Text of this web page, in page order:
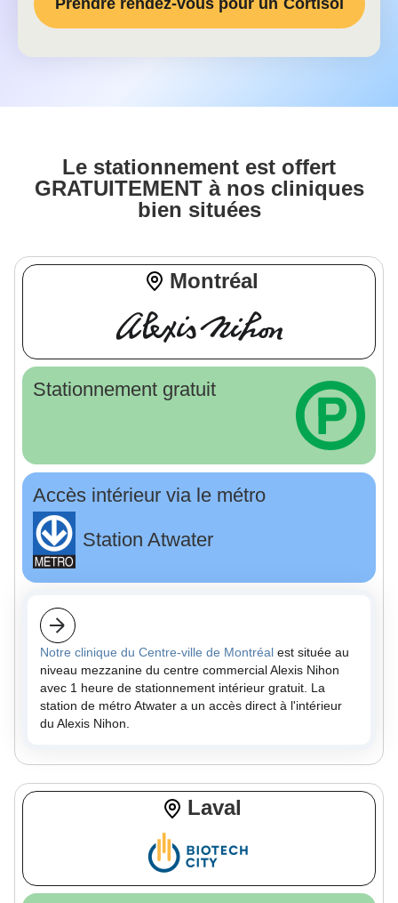
Le stationnement est offert
GRATUITEMENT à nos cliniques
bien situées
Montréal
Stationnement gratuit
Accès intérieur via le métro
Station Atwater
Notre clinique du Centre-ville de Montréal est située au
niveau mezzanine du centre commercial Alexis Nihon
avec 1 heure de stationnement intérieur gratuit. La
station de métro Atwater a un accès direct à l'intérieur
du Alexis Nihon.
Laval